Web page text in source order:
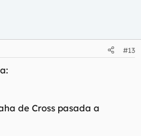
#13
de Cross pasada a